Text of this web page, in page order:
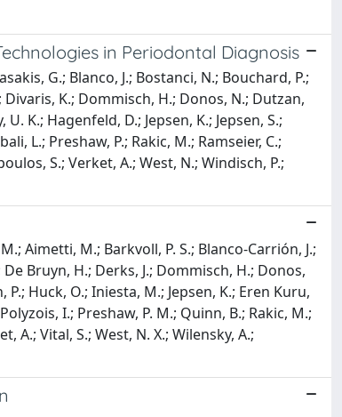
in Periodontal Diagnosis
G.; Blanco, J.; Bostanci, N.; Bouchard, P.;
K.; Dommisch, H.; Donos, N.; Dutzan,
K.; Hagenfeld, D.; Jepsen, K.; Jepsen, S.;
L.; Preshaw, P.; Rakic, M.; Ramseier, C.;
S.; Verket, A.; West, N.; Windisch, P.;
Aimetti, M.; Barkvoll, P. S.; Blanco-Carrión, J.;
Bruyn, H.; Derks, J.; Dommisch, H.; Donos,
Huck, O.; Iniesta, M.; Jepsen, K.; Eren Kuru,
I.; Preshaw, P. M.; Quinn, B.; Rakic, M.;
A.; Vital, S.; West, N. X.; Wilensky, A.;